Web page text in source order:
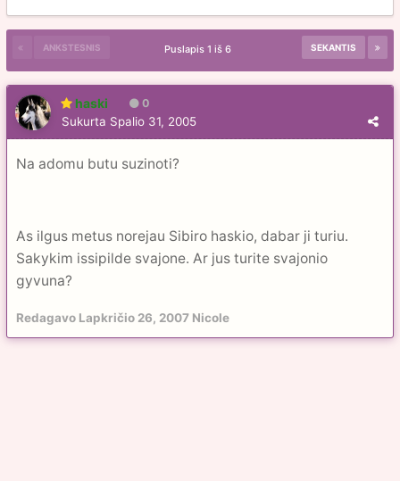
ANKSTESNIS SEKANTIS
Puslapis 1 iš 6
haski 0
Sukurta Spalio 31, 2005
Na adomu butu suzinoti?
As ilgus metus norejau Sibiro haskio, dabar ji turiu.
Sakykim issipilde svajone. Ar jus turite svajonio
gyvuna?
Redagavo Lapkričio 26, 2007 Nicole